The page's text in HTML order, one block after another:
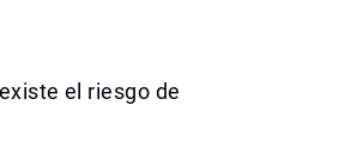
el riesgo de